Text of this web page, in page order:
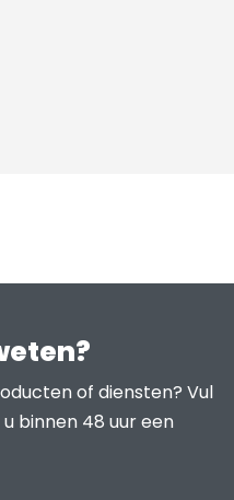
of diensten? Vul
binnen 48 uur een